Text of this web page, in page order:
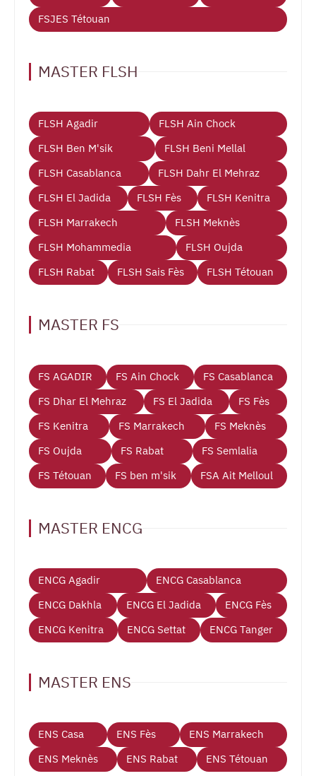
FSJES Tétouan
MASTER FLSH
FLSH Agadir
FLSH Ain Chock
FLSH Ben M'sik
FLSH Beni Mellal
FLSH Casablanca
FLSH Dahr El Mehraz
FLSH El Jadida
FLSH Fès
FLSH Kenitra
FLSH Marrakech
FLSH Meknès
FLSH Mohammedia
FLSH Oujda
FLSH Rabat
FLSH Sais Fès FLSH Tétouan
MASTER FS
FS AGADIR FS Ain Chock
FS Casablanca
FS Dhar El Mehraz
FS El Jadida
FS Fès
FS Kenitra
FS Marrakech
FS Meknès
FS Oujda
FS Rabat
FS Semlalia
FS Tétouan
FS ben m'sik FSA Ait Melloul
MASTER ENCG
ENCG Agadir
ENCG Casablanca
ENCG Dakhla
ENCG El Jadida
ENCG Fès
ENCG Kenitra
ENCG Settat ENCG Tanger
MASTER ENS
ENS Casa ENS Fès
ENS Marrakech
ENS Meknès
ENS Rabat ENS Tétouan